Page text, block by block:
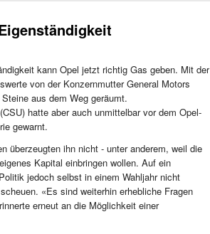
kann Opel jetzt richtig Gas geben. Mit der
von der Konzernmutter General Motors
aus dem Weg geräumt.
hatte aber auch unmittelbar vor dem Opel-
gewarnt.
überzeugten ihn nicht - unter anderem, weil die
Kapital einbringen wollen. Auf ein
jedoch selbst in einem Wahljahr nicht
«Es sind weiterhin erhebliche Fragen
erneut an die Möglichkeit einer